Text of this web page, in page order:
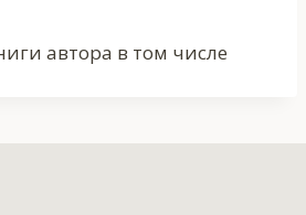
автора в том числе